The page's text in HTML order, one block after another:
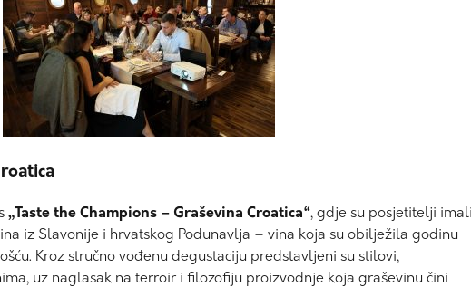
„Taste the Champions – Graševina Croatica“, gdje su posjetitelji imali
iz Slavonije i hrvatskog Podunavlja – vina koja su obilježila godinu
Kroz stručno vođenu degustaciju predstavljeni su stilovi,
uz naglasak na terroir i filozofiju proizvodnje koja graševinu čini